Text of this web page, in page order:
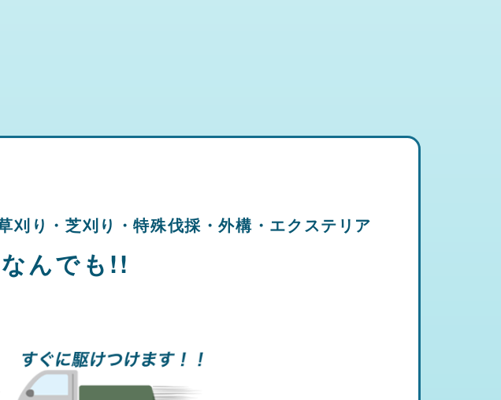
刈り・ 芝刈り・特殊伐採・外構・エクステリア
んでも!!